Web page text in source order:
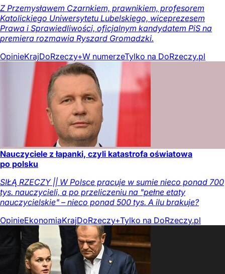
Z Przemysławem Czarnkiem, prawnikiem, profesorem
Katolickiego Uniwersytetu Lubelskiego, wiceprezesem
Prawa i Sprawiedliwości, oficjalnym kandydatem PiS na
premiera rozmawia Ryszard Gromadzki.
OpinieKrajDoRzeczy+W numerzeTylko na DoRzeczy.pl
Nauczyciele z łapanki, czyli katastrofa oświatowa
po polsku
SIŁĄ RZECZY || W Polsce pracuje w sumie nieco ponad 700
tys. nauczycieli, a po przeliczeniu na "pełne etaty
nauczycielskie" – nieco ponad 500 tys. A ilu brakuje?
OpinieEkonomiaKrajDoRzeczy+Tylko na DoRzeczy.pl